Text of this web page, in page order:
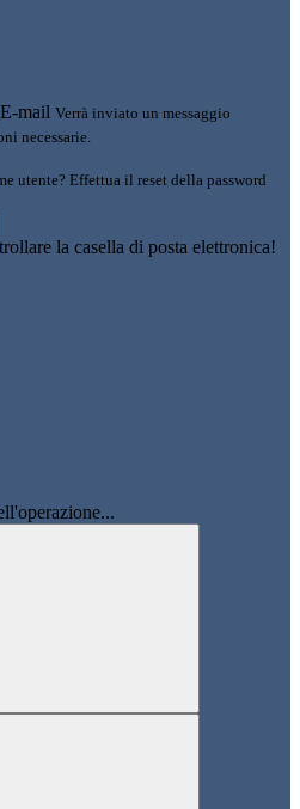
E-mail Verrà inviato un messaggio
necessarie.
utente? Effettua il reset della password
la casella di posta elettronica!